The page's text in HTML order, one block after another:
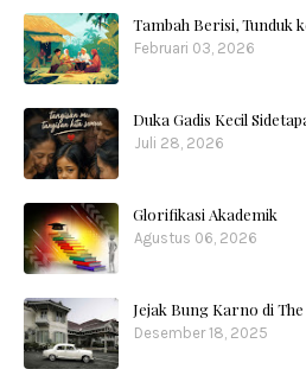
Tambah Berisi, Tunduk
Februari 03, 2026
Duka Gadis Kecil
Juli 28, 2026
Glorifikasi Akademik
Agustus 06, 2026
Jejak Bung Karno di
Desember 18, 2025